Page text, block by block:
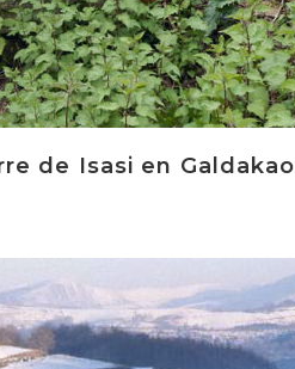
de Isasi en Galdakao